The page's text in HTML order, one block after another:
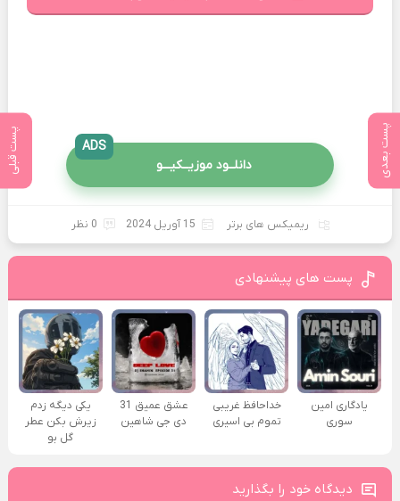
پست بعدی پست قبلی دانلــود موزیــکیـــو
ADS
ریمیکس های برتر 15 آوریل 2024 0 نظر
پست های پیشنهادی
یادگاری امین
سوری
خداحافظ غریبی
تموم بی اسیری
عشق عمیق 31
دی جی شاهین
یکی دیگه زدم
زیرش بکن عطر
گل بو
دیدگاه خود را بگذارید